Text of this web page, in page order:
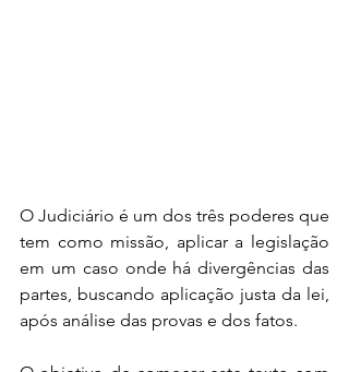
O Judiciário é um dos três poderes que
tem como missão, aplicar a legislação
em um caso onde há divergências das
partes, buscando aplicação justa da lei,
após análise das provas e dos fatos.